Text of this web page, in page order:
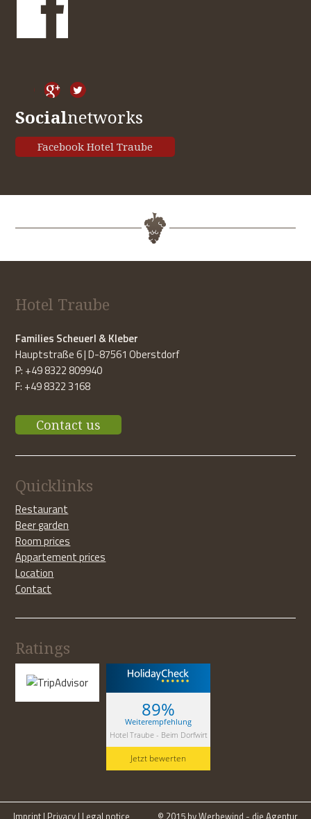
Socialnetworks
Facebook Hotel Traube
Hotel Traube
Families Scheuerl & Kleber
Hauptstraße 6 | D-87561 Oberstdorf
P: +49 8322 809940
F: +49 8322 3168
Contact us
Quicklinks
Restaurant
Beer garden
Room prices
Appartement prices
Location
Contact
Ratings
89%
Weiterempfehlung
Hotel Traube - Beim Dorfwirt
Jetzt bewerten